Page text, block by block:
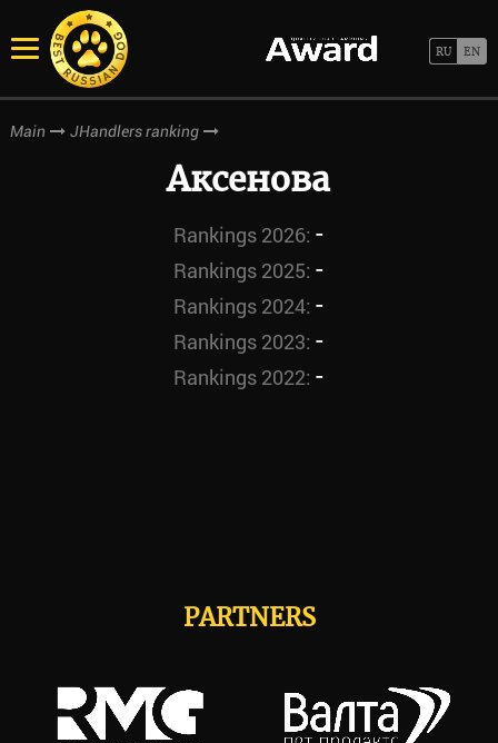
Main JHandlers ranking
Аксенова
Rankings 2026:-
Rankings 2025:-
Rankings 2024:-
Rankings 2023:-
Rankings 2022:-
PARTNERS